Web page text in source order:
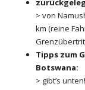
> von
km (reine
Tipps zum
Botswana:
> gibt’s unten!